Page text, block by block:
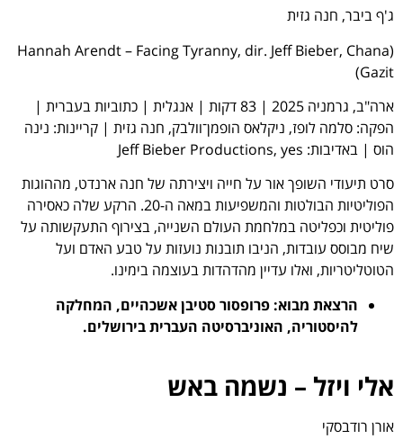
ג'ף ביבר, חנה גזית
(Hannah Arendt – Facing Tyranny, dir. Jeff Bieber, Chana
Gazit)
ארה"ב, גרמניה 2025 | 83 דקות | אנגלית | כתוביות בעברית |
הפקה: סלמה לופז, ניקלאס הופמן־וולבק, חנה גזית | קריינות: נינה
הוס | באדיבות: Jeff Bieber Productions, yes
סרט תיעודי השופך אור על חייה ויצירתה של חנה ארנדט, מההוגות
הפוליטיות הבולטות והמשפיעות במאה ה-20. הרקע שלה כאסירה
פוליטית וכפליטה במלחמת העולם השנייה, בצירוף התעקשותה על
שיח מבוסס עובדות, הניבו תובנות נועזות על טבע האדם ועל
הטוטליטריות, ואלו עדיין מהדהדות בעוצמה בימינו.
הרצאת מבוא: פרופסורסטיבן אשכהיים, המחלקה
להיסטוריה, האוניברסיטה העברית בירושלים.
אלי ויזל – נשמה באש
אורן רודבסקי